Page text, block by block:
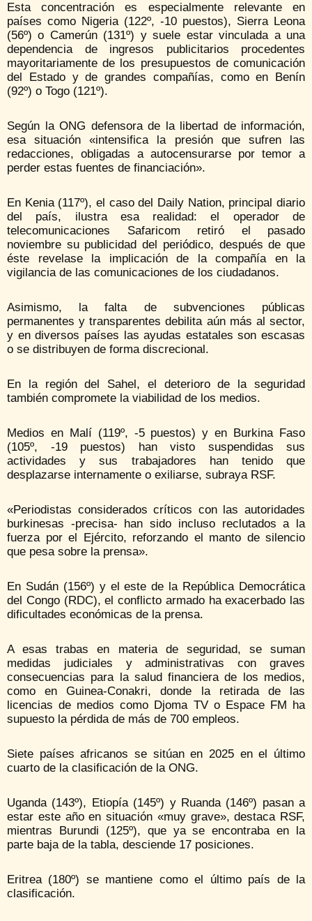
Esta concentración es especialmente relevante en
países como Nigeria (122º, -10 puestos), Sierra Leona
(56º) o Camerún (131º) y suele estar vinculada a una
dependencia de ingresos publicitarios procedentes
mayoritariamente de los presupuestos de comunicación
del Estado y de grandes compañías, como en Benín
(92º) o Togo (121º).
Según la ONG defensora de la libertad de información,
esa situación «intensifica la presión que sufren las
redacciones, obligadas a autocensurarse por temor a
perder estas fuentes de financiación».
En Kenia (117º), el caso del Daily Nation, principal diario
del país, ilustra esa realidad: el operador de
telecomunicaciones Safaricom retiró el pasado
noviembre su publicidad del periódico, después de que
éste revelase la implicación de la compañía en la
vigilancia de las comunicaciones de los ciudadanos.
Asimismo, la falta de subvenciones públicas
permanentes y transparentes debilita aún más al sector,
y en diversos países las ayudas estatales son escasas
o se distribuyen de forma discrecional.
En la región del Sahel, el deterioro de la seguridad
también compromete la viabilidad de los medios.
Medios en Malí (119º, -5 puestos) y en Burkina Faso
(105º, -19 puestos) han visto suspendidas sus
actividades y sus trabajadores han tenido que
desplazarse internamente o exiliarse, subraya RSF.
«Periodistas considerados críticos con las autoridades
burkinesas -precisa- han sido incluso reclutados a la
fuerza por el Ejército, reforzando el manto de silencio
que pesa sobre la prensa».
En Sudán (156º) y el este de la República Democrática
del Congo (RDC), el conflicto armado ha exacerbado las
dificultades económicas de la prensa.
A esas trabas en materia de seguridad, se suman
medidas judiciales y administrativas con graves
consecuencias para la salud financiera de los medios,
como en Guinea-Conakri, donde la retirada de las
licencias de medios como Djoma TV o Espace FM ha
supuesto la pérdida de más de 700 empleos.
Siete países africanos se sitúan en 2025 en el último
cuarto de la clasificación de la ONG.
Uganda (143º), Etiopía (145º) y Ruanda (146º) pasan a
estar este año en situación «muy grave», destaca RSF,
mientras Burundi (125º), que ya se encontraba en la
parte baja de la tabla, desciende 17 posiciones.
Eritrea (180º) se mantiene como el último país de la
clasificación.